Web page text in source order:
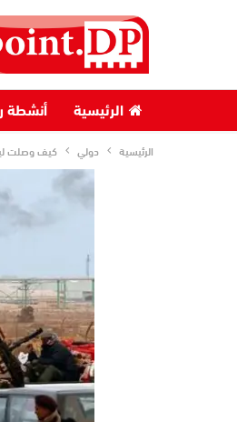
الرئيسية أنشطة
الرئيسية دولي كيف وصلت